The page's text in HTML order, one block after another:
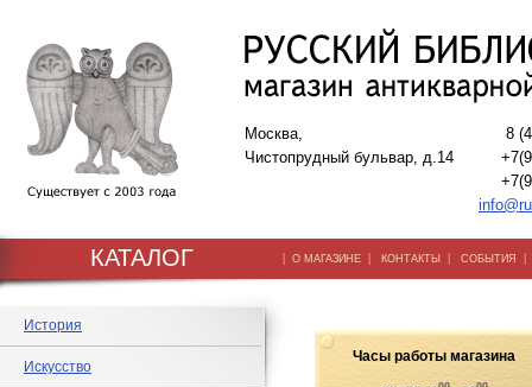
Москва,
Чистопрудный бульвар, д.14
8
КАТАЛОГ | О МАГАЗИНЕ | КОНТАКТЫ | СОБЫТИЯ
История
Искусство
Часы работы магазина